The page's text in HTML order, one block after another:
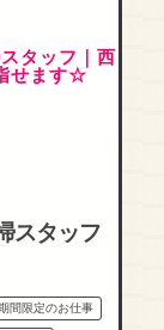
タッフ｜西
せます☆
スタッフ
間限定のお仕事